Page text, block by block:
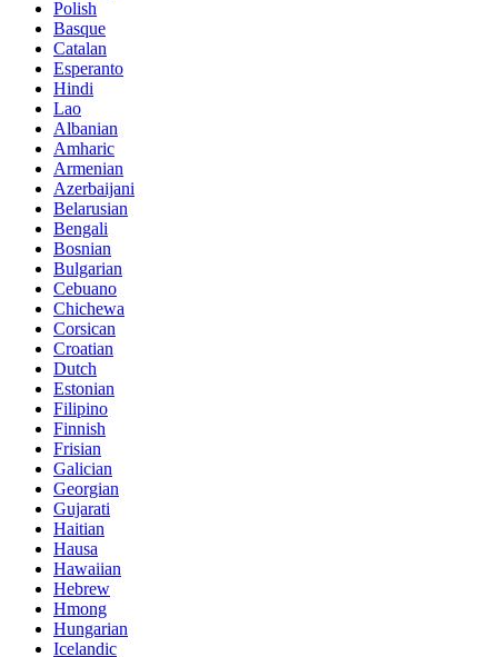
Polish
Basque
Catalan
Esperanto
Hindi
Lao
Albanian
Amharic
Armenian
Azerbaijani
Belarusian
Bengali
Bosnian
Bulgarian
Cebuano
Chichewa
Corsican
Croatian
Dutch
Estonian
Filipino
Finnish
Frisian
Galician
Georgian
Gujarati
Haitian
Hausa
Hawaiian
Hebrew
Hmong
Hungarian
Icelandic